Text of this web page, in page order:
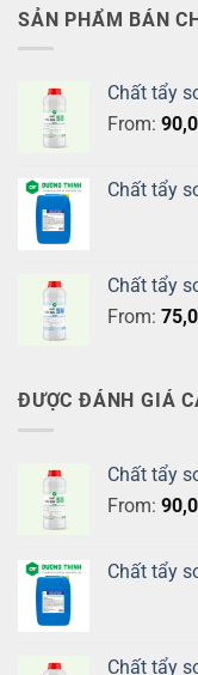
SẢN PHẨM BÁN
Chất tẩy
From:
Chất tẩy
Chất tẩy
From:
ĐƯỢC ĐÁNH GIÁ
Chất tẩy
From:
Chất tẩy
Chất tẩy